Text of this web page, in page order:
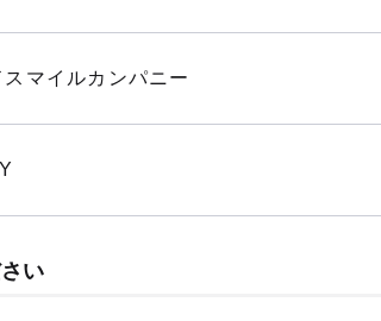
スマイルカンパニー
い